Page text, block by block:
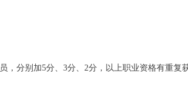
分别加5分、3分、2分，以上职业资格有重复